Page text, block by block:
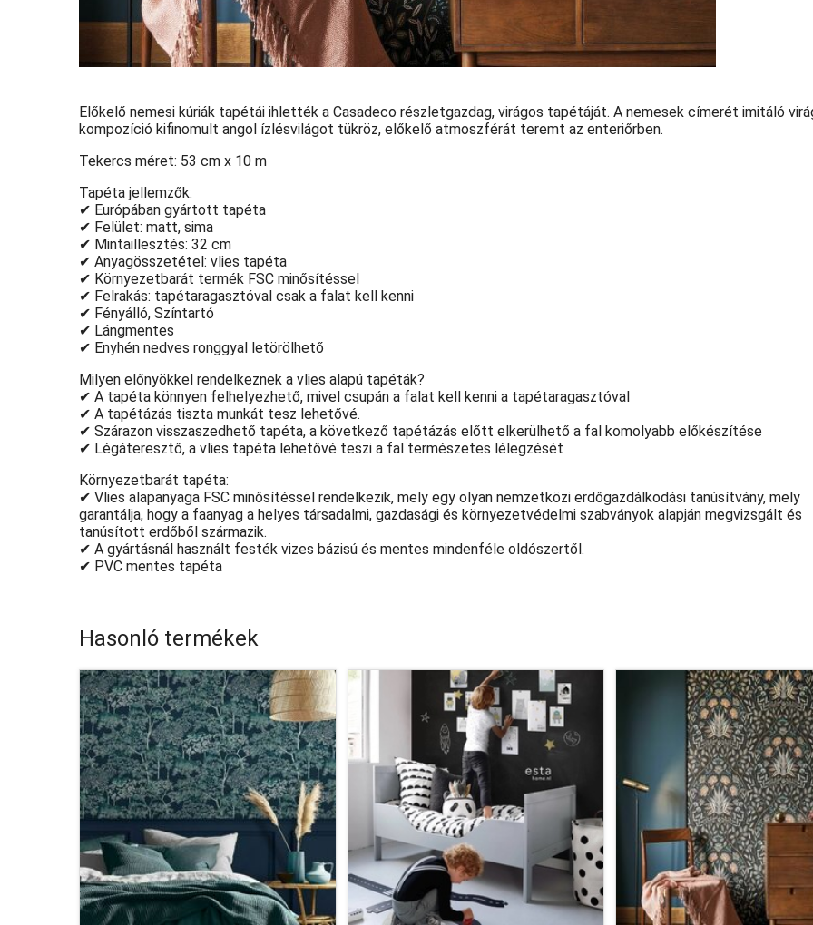
Előkelő nemesi kúriák tapétái ihlették a Casadeco részletgazdag, virágos tapétáját. A nemesek címerét imitáló
kompozíció kifinomult angol ízlésvilágot tükröz, előkelő atmoszférát teremt az enteriőrben.
Tekercs méret: 53 cm x 10 m
Tapéta jellemzők:
✔ Európában gyártott tapéta
✔ Felület: matt, sima
✔ Mintaillesztés: 32 cm
✔ Anyagösszetétel: vlies tapéta
✔ Környezetbarát termék FSC minősítéssel
✔ Felrakás: tapétaragasztóval csak a falat kell kenni
✔ Fényálló, Színtartó
✔ Lángmentes
✔ Enyhén nedves ronggyal letörölhető
Milyen előnyökkel rendelkeznek a vlies alapú tapéták?
✔ A tapéta könnyen felhelyezhető, mivel csupán a falat kell kenni a tapétaragasztóval
✔ A tapétázás tiszta munkát tesz lehetővé.
✔ Szárazon visszaszedhető tapéta, a következő tapétázás előtt elkerülhető a fal komolyabb előkészítése
✔ Légáteresztő, a vlies tapéta lehetővé teszi a fal természetes lélegzését
Környezetbarát tapéta:
✔ Vlies alapanyaga FSC minősítéssel rendelkezik, mely egy olyan nemzetközi erdőgazdálkodási tanúsítvány, mely
garantálja, hogy a faanyag a helyes társadalmi, gazdasági és környezetvédelmi szabványok alapján megvizsgált és
tanúsított erdőből származik.
✔ A gyártásnál használt festék vizes bázisú és mentes mindenféle oldószertől.
✔ PVC mentes tapéta
Hasonló termékek